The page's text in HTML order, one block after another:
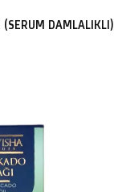
DAMLALIKLI)